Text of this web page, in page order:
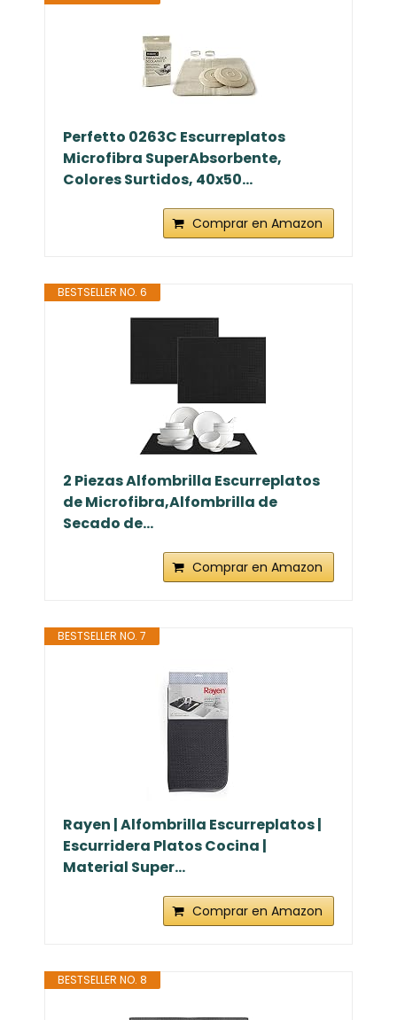
Perfetto 0263C Escurreplatos
Microfibra SuperAbsorbente,
Colores Surtidos, 40x50...
Comprar en Amazon
BESTSELLER NO. 6
2 Piezas Alfombrilla Escurreplatos
de Microfibra,Alfombrilla de
Secado de...
Comprar en Amazon
BESTSELLER NO. 7
Rayen | Alfombrilla Escurreplatos |
Escurridera Platos Cocina |
Material Super...
Comprar en Amazon
BESTSELLER NO. 8